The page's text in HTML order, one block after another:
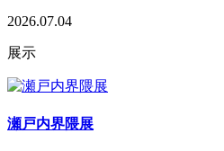
2026.07.04
展示
瀬戸内界隈展